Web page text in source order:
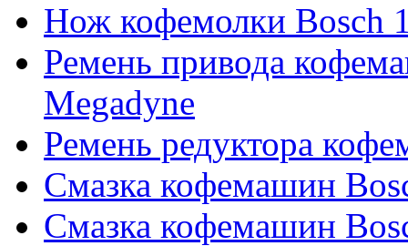
Нож кофемолки Bosch
Ремень привода
Megadyne
Ремень редуктора
Смазка кофемашин
Смазка кофемашин